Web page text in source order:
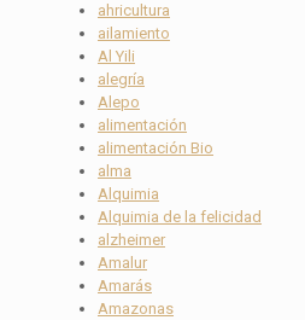
ahricultura
ailamiento
Al Yili
alegría
Alepo
alimentación
alimentación Bio
alma
Alquimia
Alquimia de la felicidad
alzheimer
Amalur
Amarás
Amazonas